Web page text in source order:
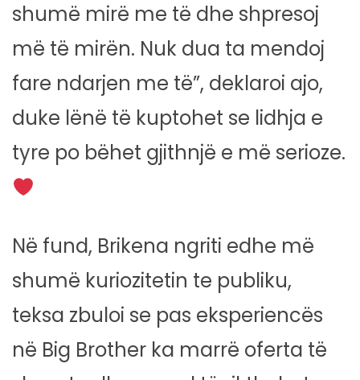
shumë mirë me të dhe shpresoj
më të mirën. Nuk dua ta mendoj
fare ndarjen me të”, deklaroi ajo,
duke lënë të kuptohet se lidhja e
tyre po bëhet gjithnjë e më serioze.
Në fund, Brikena ngriti edhe më
shumë kuriozitetin te publiku,
teksa zbuloi se pas eksperiencës
në Big Brother ka marrë oferta të